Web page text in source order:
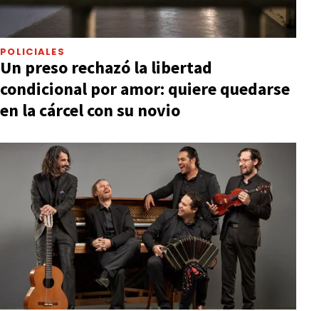
POLICIALES
Un preso rechazó la libertad
condicional por amor: quiere quedarse
en la cárcel con su novio